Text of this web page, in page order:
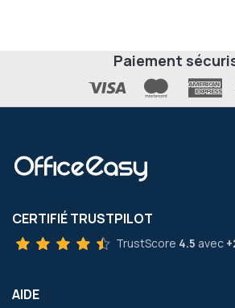
Paiement
CERTIFIÉ TRUSTPILOT
TrustScore 4.5 avec
AIDE